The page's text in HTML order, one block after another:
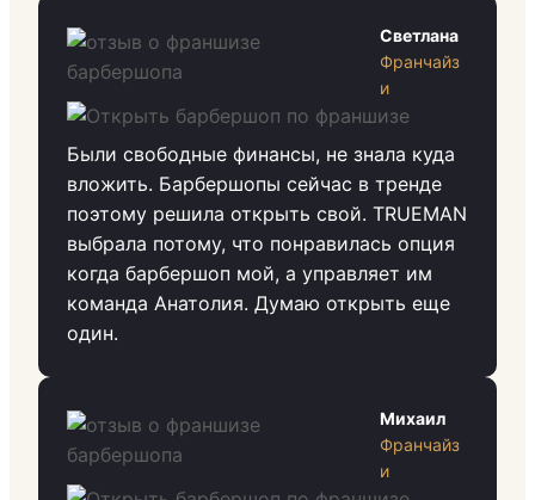
Светлана
Франчайз
и
Были свободные финансы, не знала куда
вложить. Барбершопы сейчас в тренде
поэтому решила открыть свой. TRUEMAN
выбрала потому, что понравилась опция
когда барбершоп мой, а управляет им
команда Анатолия. Думаю открыть еще
один.
Михаил
Франчайз
и